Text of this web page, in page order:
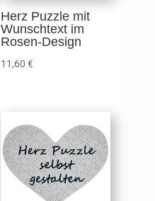
Herz Puzzle mit
Wunschtext im
Rosen-Design
11,60€